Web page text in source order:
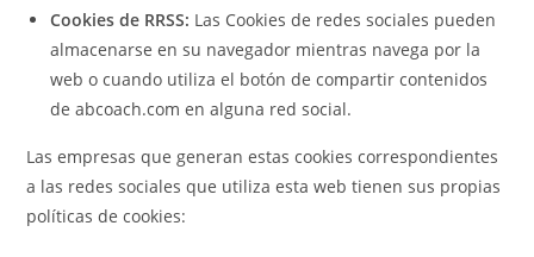
Cookies de RRSS: Las Cookies de redes sociales pueden
almacenarse en su navegador mientras navega por la
web o cuando utiliza el botón de compartir contenidos
de abcoach.com en alguna red social.
Las empresas que generan estas cookies correspondientes
a las redes sociales que utiliza esta web tienen sus propias
políticas de cookies: